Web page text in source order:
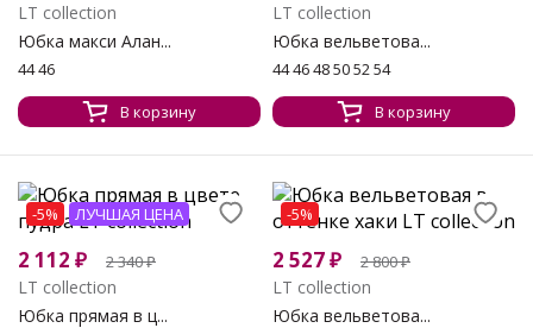
LT collection
Юбка макси Алан...
44 46
В корзину
LT collection
Юбка вельветова...
44 46 48 50 52 54
В корзину
-5% ЛУЧШАЯ ЦЕНА
2 112 ₽ 2 340₽
LT collection
Юбка прямая в ц...
-5%
2 527₽ 2 800₽
LT collection
Юбка вельветова...